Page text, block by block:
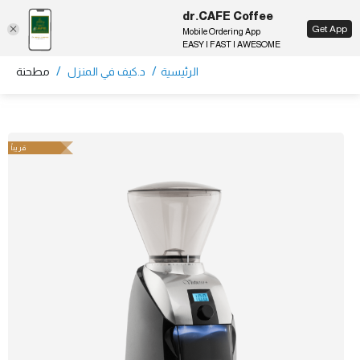
EN
الرئيسية / د.كيف في المنزل / مطحنة
قريباً
dr.CAFE Coffee
Mobile Ordering App
EASY | FAST | AWESOME
Get App